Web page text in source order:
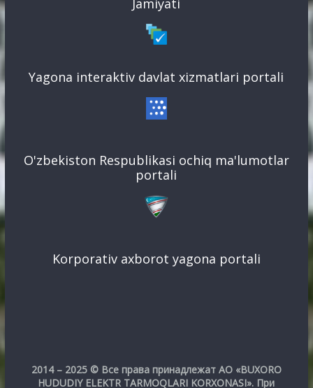
Jamiyati
Yagona interaktiv davlat xizmatlari portali
O'zbekiston Respublikasi ochiq ma'lumotlar
portali
Korporativ axborot yagona portali
2014 – 2025 © Все права принадлежат АО «BUXORO
HUDUDIY ELEKTR TARMOQLARI KORXONASI». При